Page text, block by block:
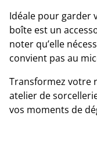
Idéale pour garder
boîte est un
noter qu’elle
convient pas au
Transformez votre
atelier de
vos moments de